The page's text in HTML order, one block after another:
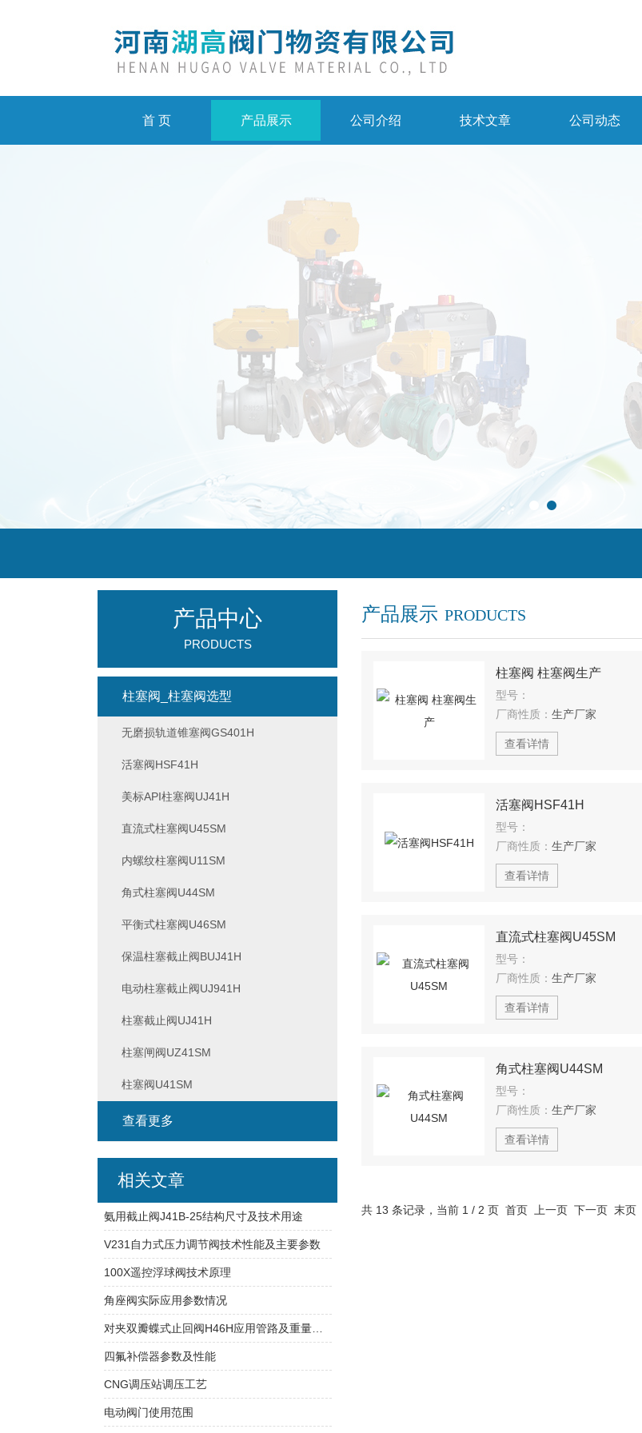
首 页 产品展示 公司介绍 技术文章 公司动态
产品展示 PRODUCTS
柱塞阀 柱塞阀生产
型号：
厂商性质： 生产厂家
查看详情
活塞阀HSF41H
型号：
厂商性质： 生产厂家
查看详情
直流式柱塞阀U45SM
型号：
厂商性质： 生产厂家
查看详情
角式柱塞阀U44SM
型号：
厂商性质： 生产厂家
查看详情
共 13 条记录，当前 1 / 2 页 首页 上一页 下一页 末页
产品中心
PRODUCTS
柱塞阀_柱塞阀选型
无磨损轨道锥塞阀GS401H
活塞阀HSF41H
美标API柱塞阀UJ41H
直流式柱塞阀U45SM
内螺纹柱塞阀U11SM
角式柱塞阀U44SM
平衡式柱塞阀U46SM
保温柱塞截止阀BUJ41H
电动柱塞截止阀UJ941H
柱塞截止阀UJ41H
柱塞闸阀UZ41SM
柱塞阀U41SM
查看更多
相关文章
氨用截止阀J41B-25结构尺寸及技术用途
V231自力式压力调节阀技术性能及主要参数
100X遥控浮球阀技术原理
角座阀实际应用参数情况
对夹双瓣蝶式止回阀H46H应用管路及重量尺寸
四氟补偿器参数及性能
CNG调压站调压工艺
电动阀门使用范围